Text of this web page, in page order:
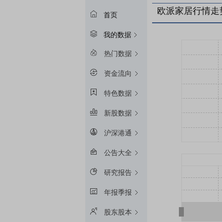
首页
我的数据
热门数据
资金流向
特色数据
新股数据
沪深港通
公告大全
研究报告
年报季报
股东股本
欧派家居行情走